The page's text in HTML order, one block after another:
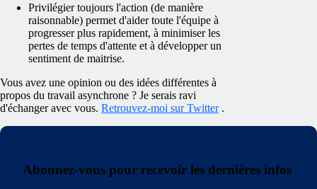
Privilégier toujours l'action (de manière
raisonnable) permet d'aider toute l'équipe à
progresser plus rapidement, à minimiser les
pertes de temps d'attente et à développer un
sentiment de maitrise.
Vous avez une opinion ou des idées différentes à
propos du travail asynchrone ? Je serais ravi
d'échanger avec vous. Retrouvez-moi sur Twitter.
Abonnez-vous pour recevoir les dernières infos